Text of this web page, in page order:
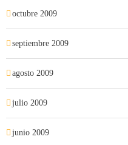
octubre 2009
septiembre 2009
agosto 2009
julio 2009
junio 2009